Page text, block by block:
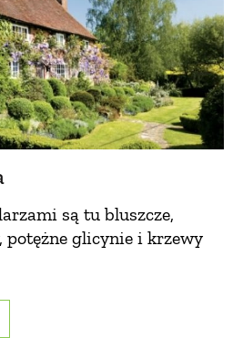
są tu bluszcze,
potężne glicynie i krzewy